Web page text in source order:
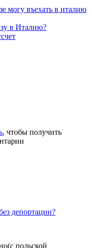
могу въехать в италию
в Италию?
, чтобы получить
депортации?
польской